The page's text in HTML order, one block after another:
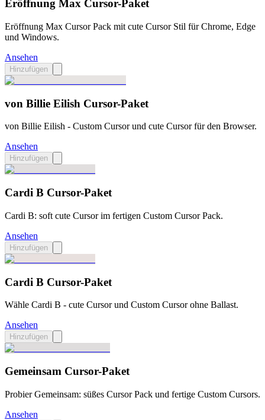
Eröffnung Max Cursor-Paket
Eröffnung Max Cursor Pack mit cute Cursor Stil für Chrome, Edge
und Windows.
Ansehen
Hinzufügen
von Billie Eilish Cursor-Paket
von Billie Eilish - Custom Cursor und cute Cursor für den Browser.
Ansehen
Hinzufügen
Cardi B Cursor-Paket
Cardi B: soft cute Cursor im fertigen Custom Cursor Pack.
Ansehen
Hinzufügen
Cardi B Cursor-Paket
Wähle Cardi B - cute Cursor und Custom Cursor ohne Ballast.
Ansehen
Hinzufügen
Gemeinsam Cursor-Paket
Probier Gemeinsam: süßes Cursor Pack und fertige Custom Cursors.
Ansehen